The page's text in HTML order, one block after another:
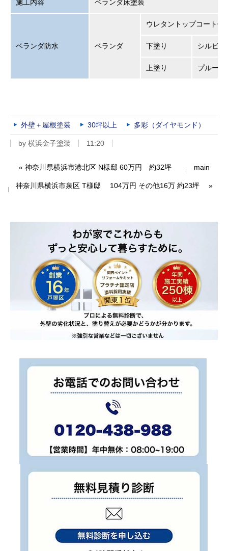
施工内容 ベランダ床塗装
ベランダ防水 ベランダ
ウレタン
下塗り シルビ
上塗り プルー
外壁＋屋根塗装 30坪以上 多彩（ダイヤモンド）
by 横浜金子塗装 11:20
« 神奈川県横浜市港北区 N様邸 60万円 約32坪 main
神奈川県横浜市泉区 T様邸 104万円 その他16万 約23坪 »